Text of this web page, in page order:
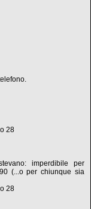
28
imperdibile per
(...o per chiunque sia
28